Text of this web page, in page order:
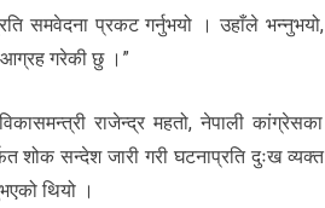
समवेदना प्रकट गर्नुभयो । उहाँले भन्नुभयो,
आग्रह गरेकी छु ।”
राजेन्द्र महतो, नेपाली कांग्रेसका
शोक सन्देश जारी गरी घटनाप्रति दुःख व्यक्त
थियो ।